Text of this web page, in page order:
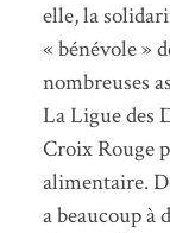
elle, la
« bénévole »
nombreuses
La Ligue des
Croix Rouge
alimentaire.
a beaucoup à